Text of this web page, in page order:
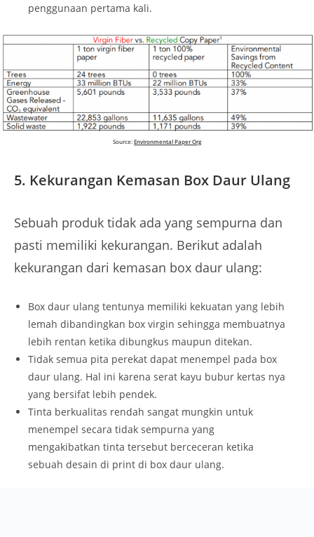
penggunaan pertama kali.
Source: Environmental Paper Org
5. Kekurangan Kemasan Box Daur Ulang
Sebuah produk tidak ada yang sempurna dan
pasti memiliki kekurangan. Berikut adalah
kekurangan dari kemasan box daur ulang:
Box daur ulang tentunya memiliki kekuatan yang lebih
lemah dibandingkan box virgin sehingga membuatnya
lebih rentan ketika dibungkus maupun ditekan.
Tidak semua pita perekat dapat menempel pada box
daur ulang. Hal ini karena serat kayu bubur kertas nya
yang bersifat lebih pendek.
Tinta berkualitas rendah sangat mungkin untuk
menempel secara tidak sempurna yang
mengakibatkan tinta tersebut berceceran ketika
sebuah desain di print di box daur ulang.